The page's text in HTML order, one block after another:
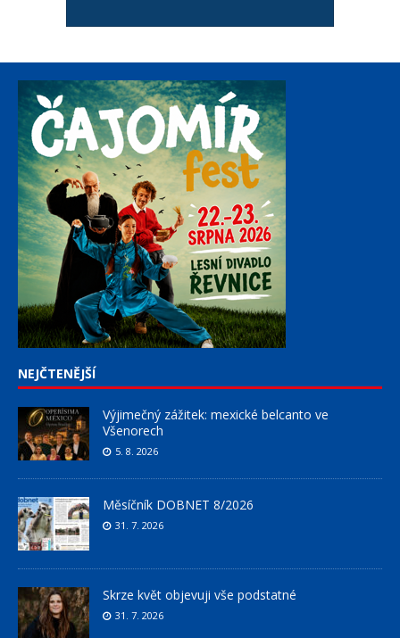
NEJČTENĚJŠÍ
Výjimečný zážitek: mexické belcanto ve
Všenorech
5. 8. 2026
Měsíčník DOBNET 8/2026
31. 7. 2026
Skrze květ objevuji vše podstatné
31. 7. 2026